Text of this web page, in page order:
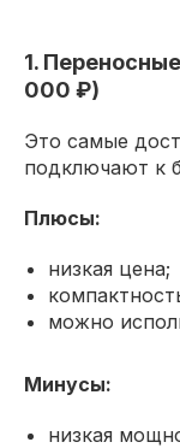
1.
000 ₽)
Это самые
подключают к
Плюсы:
низкая цена;
можно
Минусы:
низкая